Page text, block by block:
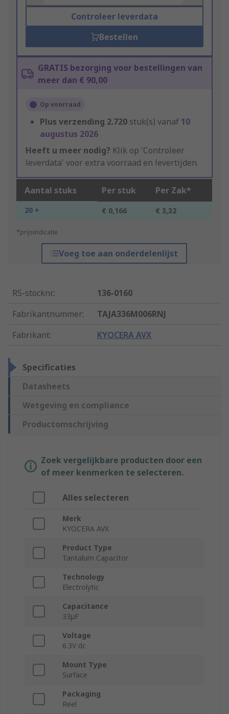
Controleer leverdata
Bestellen
GRATIS bezorging voor bestellingen van
meer dan € 90,00
Op voorraad
Plus verzending 2.720 stuk(s) vanaf 10
augustus 2026
Heeft u meer nodig? Klik op 'Controleer
leverdata' voor extra voorraad en levertijden.
Aantal stuks Per stuk Per Zak*
20 + € 0,166 € 3,32
*prijsindicatie
Voeg toe aan onderdelenlijst
RS-stocknr.:
136-0160
Fabrikantnummer:
TAJA336M006RNJ
Fabrikant: KYOCERA AVX
Specificaties
Datasheets
Wetgeving en compliance
Productomschrijving
Zoek vergelijkbare producten door een
of meer kenmerken te selecteren.
Alles selecteren
Merk
KYOCERA AVX
Product Type
Tantalum Capacitor
Technology
Electrolytic
Capacitance
33μF
Voltage
6.3V dc
Mount Type
Surface
Packaging
Reel